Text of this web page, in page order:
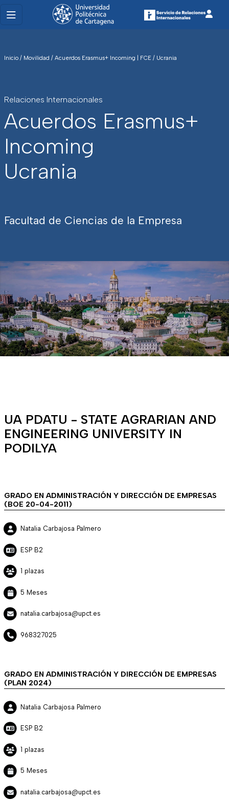
Inicio / Movilidad / Acuerdos Erasmus+ Incoming | FCE / Ucrania
Relaciones Internacionales
Acuerdos Erasmus+
Incoming
Ucrania
Facultad de Ciencias de la Empresa
UA PDATU - STATE AGRARIAN AND
ENGINEERING UNIVERSITY IN
PODILYA
GRADO EN ADMINISTRACIÓN Y DIRECCIÓN DE EMPRESAS
(BOE 20-04-2011)
Natalia Carbajosa Palmero
ESP B2
1 plazas
5 Meses
natalia.carbajosa@upct.es
968327025
GRADO EN ADMINISTRACIÓN Y DIRECCIÓN DE EMPRESAS
(PLAN 2024)
Natalia Carbajosa Palmero
ESP B2
1 plazas
5 Meses
natalia.carbajosa@upct.es